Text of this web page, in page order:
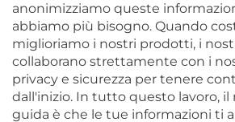
anonimizziamo queste
abbiamo più bisogno. Quando
miglioriamo i nostri prodotti, i
collaborano strettamente con i
privacy e sicurezza per tenere
dall'inizio. In tutto questo lavoro,
guida è che le tue informazioni ti